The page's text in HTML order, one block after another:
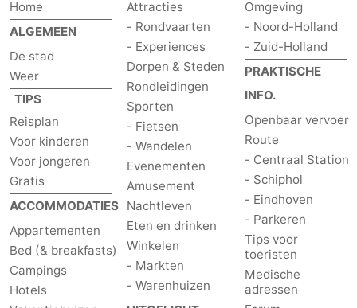
Home
ALGEMEEN
De stad
Weer
TIPS
Reisplan
Voor kinderen
Voor jongeren
Gratis
ACCOMMODATIES
Appartementen
Bed (& breakfasts)
Campings
Hotels
Attracties
- Rondvaarten
- Experiences
Dorpen & Steden
Rondleidingen
Sporten
- Fietsen
- Wandelen
Evenementen
Amusement
Nachtleven
Eten en drinken
Winkelen
- Markten
- Warenhuizen
Omgeving
- Noord-Holland
- Zuid-Holland
PRAKTISCHE
INFO.
Openbaar vervoer
Route
- Centraal Station
- Schiphol
- Eindhoven
- Parkeren
Tips voor
toeristen
Medische
adressen